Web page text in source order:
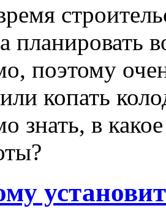
планировать
поэтому
копать
знать, в